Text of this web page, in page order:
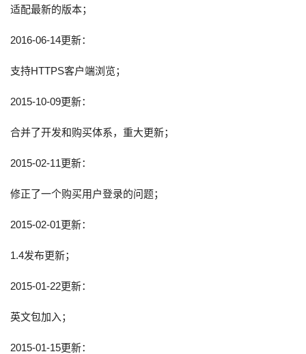
适配最新的版本；
2016-06-14更新：
支持HTTPS客户端浏览；
2015-10-09更新：
合并了开发和购买体系，重大更新；
2015-02-11更新：
修正了一个购买用户登录的问题；
2015-02-01更新：
1.4发布更新；
2015-01-22更新：
英文包加入；
2015-01-15更新：